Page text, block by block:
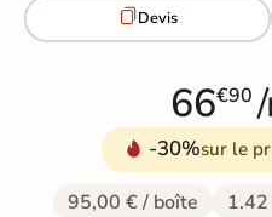
Devis
66€90
-30%sur le
95,00 € / boîte